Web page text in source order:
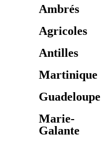
Ambrés
Agricoles
Antilles
Martinique
Guadeloupe
Marie-
Galante